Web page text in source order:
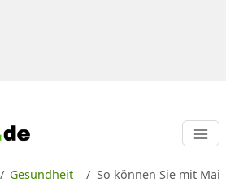
Gesundheit So können Sie mit